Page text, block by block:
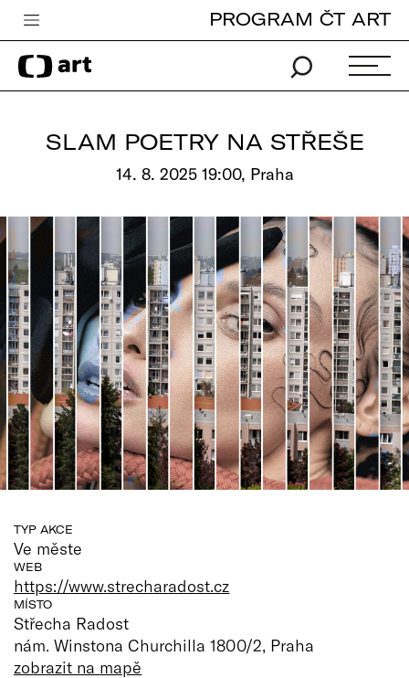
Česká televize
Zpravodajství
Pro děti
edu
Vše o ČT
PROGRAM ČT ART
SLAM POETRY NA STŘEŠE
14. 8. 2025 19:00, Praha
TYP AKCE
Ve měste
WEB
https://www.strecharadost.cz
MÍSTO
Střecha Radost
nám. Winstona Churchilla 1800/2, Praha
zobrazit na mapě